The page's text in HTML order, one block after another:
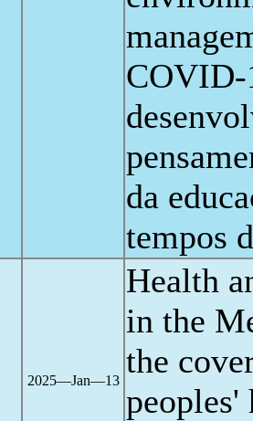
COVID-
da
tempos
2025―Jan―13
Health
in the
the
peoples'